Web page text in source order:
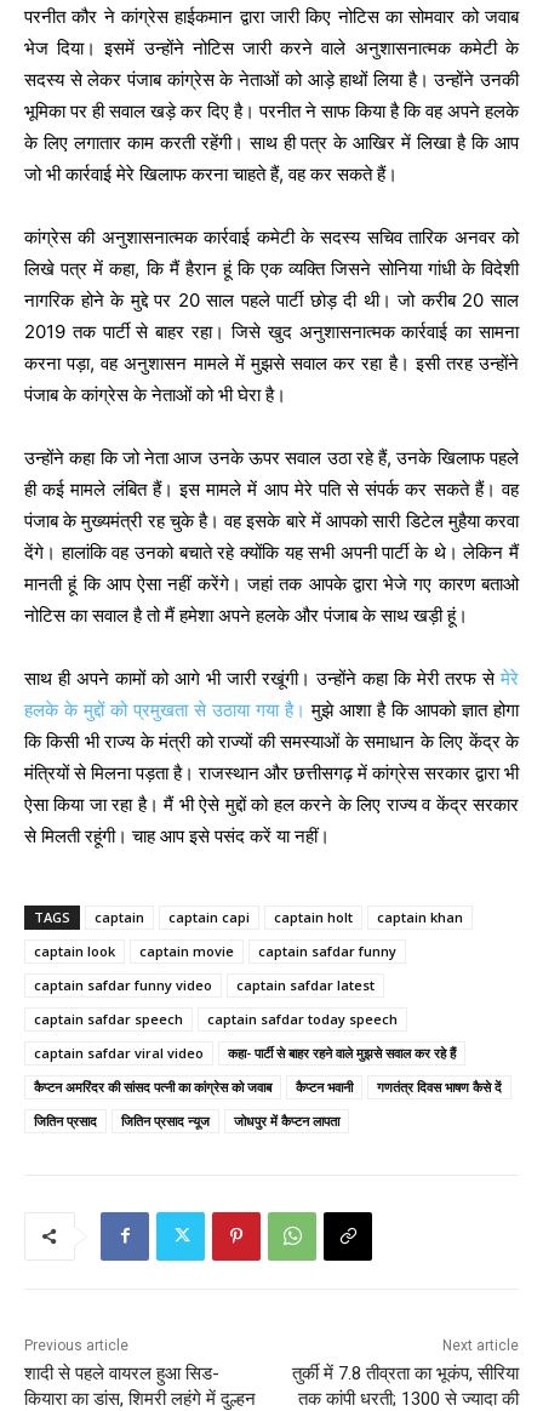
परनीत कौर ने कांग्रेस हाईकमान द्वारा जारी किए नोटिस का सोमवार को जवाब
भेज दिया। इसमें उन्होंने नोटिस जारी करने वाले अनुशासनात्मक कमेटी के
सदस्य से लेकर पंजाब कांग्रेस के नेताओं को आड़े हाथों लिया है। उन्होंने उनकी
भूमिका पर ही सवाल खड़े कर दिए है। परनीत ने साफ किया है कि वह अपने हलके
के लिए लगातार काम करती रहेंगी। साथ ही पत्र के आखिर में लिखा है कि आप
जो भी कार्रवाई मेरे खिलाफ करना चाहते हैं, वह कर सकते हैं।
कांग्रेस की अनुशासनात्मक कार्रवाई कमेटी के सदस्य सचिव तारिक अनवर को
लिखे पत्र में कहा, कि मैं हैरान हूं कि एक व्यक्ति जिसने सोनिया गांधी के विदेशी
नागरिक होने के मुद्दे पर 20 साल पहले पार्टी छोड़ दी थी। जो करीब 20 साल
2019 तक पार्टी से बाहर रहा। जिसे खुद अनुशासनात्मक कार्रवाई का सामना
करना पड़ा, वह अनुशासन मामले में मुझसे सवाल कर रहा है। इसी तरह उन्होंने
पंजाब के कांग्रेस के नेताओं को भी घेरा है।
उन्होंने कहा कि जो नेता आज उनके ऊपर सवाल उठा रहे हैं, उनके खिलाफ पहले
ही कई मामले लंबित हैं। इस मामले में आप मेरे पति से संपर्क कर सकते हैं। वह
पंजाब के मुख्यमंत्री रह चुके है। वह इसके बारे में आपको सारी डिटेल मुहैया करवा
देंगे। हालांकि वह उनको बचाते रहे क्योंकि यह सभी अपनी पार्टी के थे। लेकिन मैं
मानती हूं कि आप ऐसा नहीं करेंगे। जहां तक आपके द्वारा भेजे गए कारण बताओ
नोटिस का सवाल है तो मैं हमेशा अपने हलके और पंजाब के साथ खड़ी हूं।
साथ ही अपने कामों को आगे भी जारी रखूंगी। उन्होंने कहा कि मेरी तरफ सेमेरे
हलके के मुद्दों को प्रमुखता से उठाया गया है। मुझे आशा है कि आपको ज्ञात होगा
कि किसी भी राज्य के मंत्री को राज्यों की समस्याओं के समाधान के लिए केंद्र के
मंत्रियों से मिलना पड़ता है। राजस्थान और छत्तीसगढ़ में कांग्रेस सरकार द्वारा भी
ऐसा किया जा रहा है। मैं भी ऐसे मुद्दों को हल करने के लिए राज्य व केंद्र सरकार
से मिलती रहूंगी। चाह आप इसे पसंद करें या नहीं।
TAGS captain captain capi captain holt
captain khan
captain look
captain movie
captain safdar funny
captain safdar funny video
captain safdar latest
captain safdar speech
captain safdar today speech
captain safdar viral video
कहा- पार्टी से बाहर रहने वाले मुझसे सवाल कर रहे हैं
कैप्टन अमरिंदर की सांसद पत्नी का कांग्रेस को जवाब
कैप्टन भवानी
गणतंत्र दिवस भाषण कैसे दें
जितिन प्रसाद
जितिन प्रसाद न्यूज जोधपुर में कैप्टन लापता
Previous article
शादी से पहले वायरल हुआ सिड-
कियारा का डांस, शिमरी लहंगे में दुल्हन
Next article
तुर्की में 7.8 तीव्रता का भूकंप, सीरिया
तक कांपी धरती; 1300 से ज्यादा की